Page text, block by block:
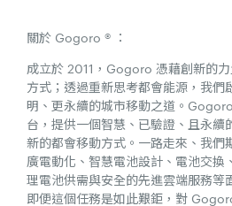
關於 Gogoro ® ：
成立於 2011，Gogoro 憑藉創新的
方式；透過重新思考都會能源，我們
明、更永續的城市移動之道。
台，提供一個智慧、已驗證、且永續
新的都會移動方式。一路走來、我們
廣電動化、智慧電池設計、電池交換
理電池供需與安全的先進雲端服務等
即便這個任務是如此艱鉅，對